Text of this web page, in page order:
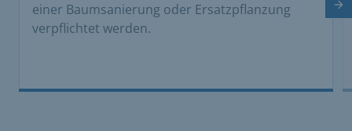
einer Baumsanierung oder Ersatzpflanzung
verpflichtet werden.